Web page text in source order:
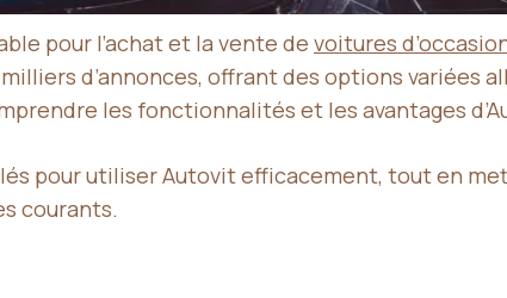
pour l’achat et la vente de voitures
d’annonces, offrant des options variées
les fonctionnalités et les avantages
pour utiliser Autovit efficacement, tout en
courants.